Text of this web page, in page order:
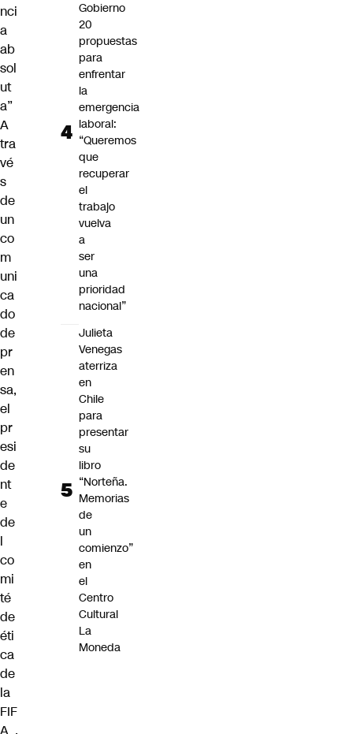
nci
a
ab
sol
ut
a”
A
tra
vé
s
de
un
co
m
uni
ca
do
de
pr
en
sa,
el
pr
esi
de
nt
e
de
l
co
mi
té
de
éti
ca
de
la
FIF
A ,
Gobierno
20
propuestas
para
enfrentar
la
emergencia
laboral:
“Queremos
que
recuperar
el
trabajo
vuelva
a
ser
una
prioridad
nacional”
Julieta
Venegas
aterriza
en
Chile
para
presentar
su
libro
“Norteña.
Memorias
de
un
comienzo”
en
el
Centro
Cultural
La
Moneda